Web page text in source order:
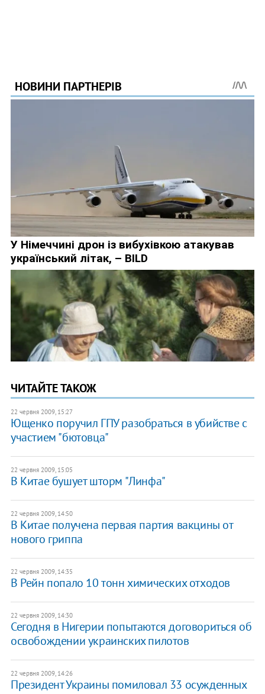
ЧИТАЙТЕ ТАКОЖ
22 червня 2009, 15:27
Ющенко поручил ГПУ разобраться в убийстве с
участием "бютовца"
22 червня 2009, 15:05
В Китае бушует шторм "Линфа"
22 червня 2009, 14:50
В Китае получена первая партия вакцины от
нового гриппа
22 червня 2009, 14:35
В Рейн попало 10 тонн химических отходов
22 червня 2009, 14:30
Сегодня в Нигерии попытаются договориться об
освобождении украинских пилотов
22 червня 2009, 14:26
Президент Украины помиловал 33 осужденных